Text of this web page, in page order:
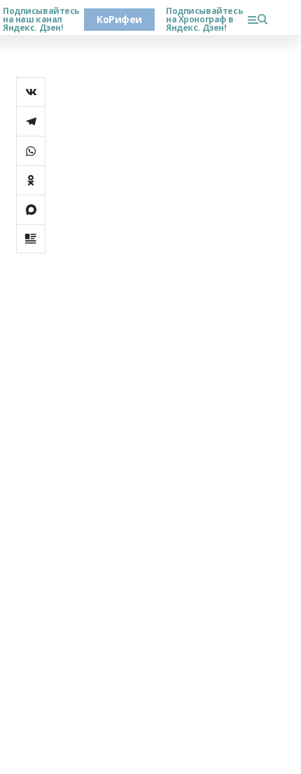
Подписывайтесь
на наш канал
Яндекс. Дзен!
КоРифеи
Подписывайтесь
на Хронограф в
Яндекс. Дзен!